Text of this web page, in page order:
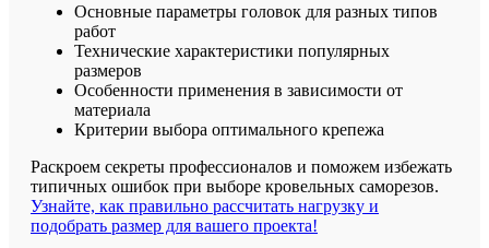
Основные параметры головок для разных типов
работ
Технические характеристики популярных
размеров
Особенности применения в зависимости от
материала
Критерии выбора оптимального крепежа
Раскроем секреты профессионалов и поможем избежать
типичных ошибок при выборе кровельных саморезов.
Узнайте, как правильно рассчитать нагрузку и
подобрать размер для вашего проекта!